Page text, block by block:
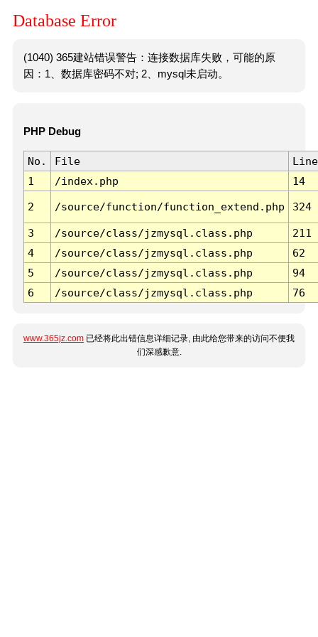
Database Error
(1040) 365建站错误警告：连接数据库失败，可能的原
因：1、数据库密码不对; 2、mysql未启动。
PHP Debug
No. File
Line
1
/index.php 14
2 /source/function/function_extend.php 324
3 /source/class/jzmysql.class.php
211
4
/source/class/jzmysql.class.php
62
5
/source/class/jzmysql.class.php
94
6
/source/class/jzmysql.class.php 76
www.365jz.com 已经将此出错信息详细记录, 由此给您带来的访问不便我
们深感歉意.